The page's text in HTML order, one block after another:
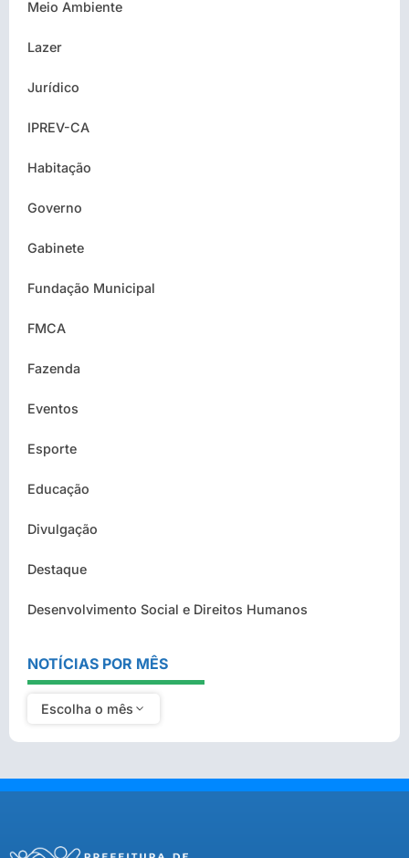
Meio Ambiente
Lazer
Jurídico
IPREV-CA
Habitação
Governo
Gabinete
Fundação Municipal
FMCA
Fazenda
Eventos
Esporte
Educação
Divulgação
Destaque
Desenvolvimento Social e Direitos Humanos
NOTÍCIAS POR MÊS
Escolha o mês